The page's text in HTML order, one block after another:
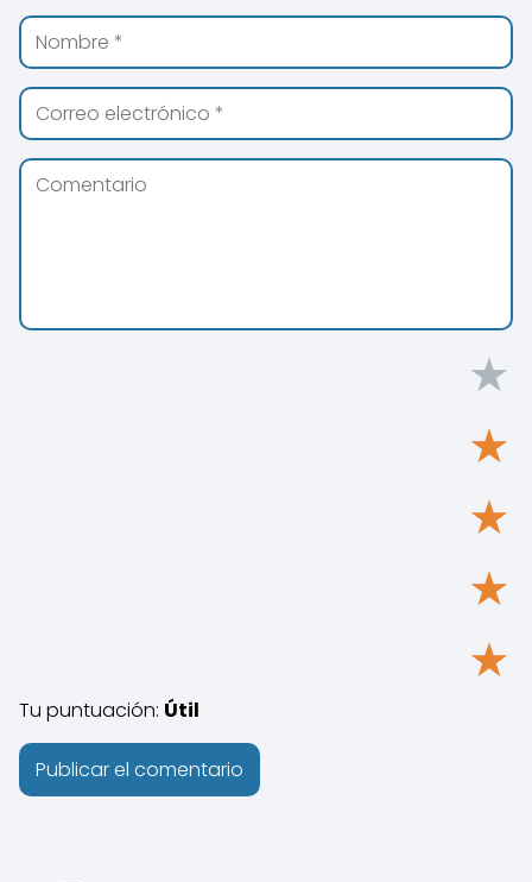
★
★
★
★
★
Tu puntuación: Útil